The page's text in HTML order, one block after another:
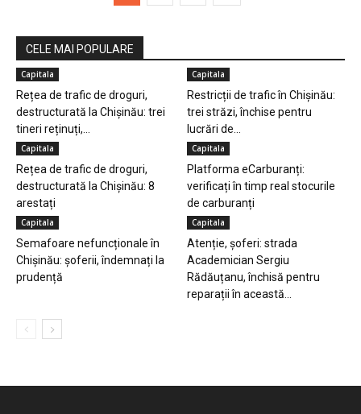
CELE MAI POPULARE
Capitala
Rețea de trafic de droguri,
destructurată la Chișinău: trei
tineri reținuți,...
Capitala
Restricții de trafic în Chișinău:
trei străzi, închise pentru
lucrări de...
Capitala
Rețea de trafic de droguri,
destructurată la Chișinău: 8
arestați
Capitala
Platforma eCarburanți:
verificați în timp real stocurile
de carburanți
Capitala
Semafoare nefuncționale în
Chișinău: șoferii, îndemnați la
prudență
Capitala
Atenție, șoferi: strada
Academician Sergiu
Rădăuțanu, închisă pentru
reparații în această...